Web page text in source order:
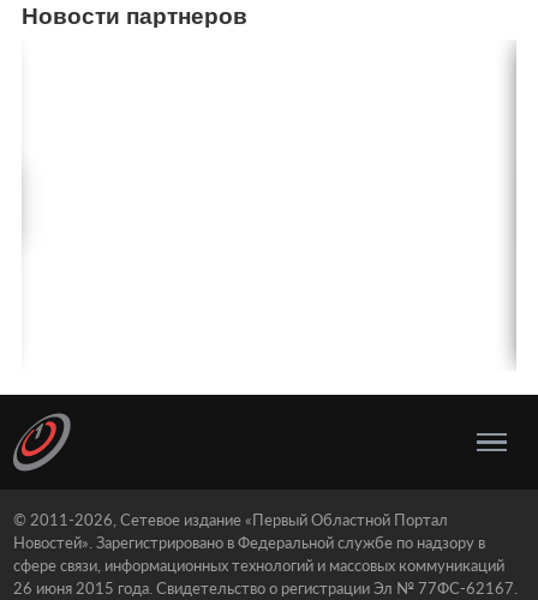
Новости партнеров
© 2011-2026, Сетевое издание «Первый Областной Портал
Новостей». Зарегистрировано в Федеральной службе по надзору в
сфере связи, информационных технологий и массовых коммуникаций
26 июня 2015 года. Свидетельство о регистрации Эл № 77ФС-62167.